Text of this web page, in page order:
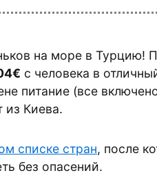
на море в Турцию!
с человека в
питание (все
из Киева.
списке стран, после
без опасений.